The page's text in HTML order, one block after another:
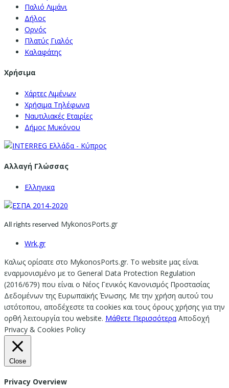
Παλιό Λιμάνι
Δήλος
Ορνός
Πλατύς Γιαλός
Καλαφάτης
Χρήσιμα
Χάρτες Λιμένων
Χρήσιμα Τηλέφωνα
Ναυτιλιακές Εταιρίες
Δήμος Μυκόνου
Αλλαγή Γλώσσας
Ελληνικα
All rights reserved MykonosPorts.gr
Wrk.gr
Καλως ορίσατε στο MykonosPorts.gr. Το website μας είναι
εναρμονισμένο με το General Data Protection Regulation
(2016/679) που είναι ο Νέος Γενικός Κανονισμός Προστασίας
Δεδομένων της Ευρωπαϊκής Ένωσης. Με την χρήση αυτού του
ιστότοπου, αποδέχεστε τα cookies και τους όρους χρήσης για την
ορθή λειτουργία του website. Μάθετε Περισσότερα Αποδοχή
Privacy & Cookies Policy
Close
Privacy Overview